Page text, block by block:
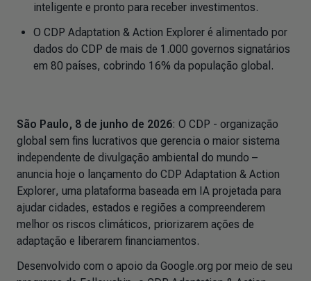
inteligente e pronto para receber investimentos.
O CDP Adaptation & Action Explorer é alimentado por
dados do CDP de mais de 1.000 governos signatários
em 80 países, cobrindo 16% da população global.
São Paulo, 8 de junho de 2026: O CDP - organização
global sem fins lucrativos que gerencia o maior sistema
independente de divulgação ambiental do mundo –
anuncia hoje o lançamento do CDP Adaptation & Action
Explorer, uma plataforma baseada em IA projetada para
ajudar cidades, estados e regiões a compreenderem
melhor os riscos climáticos, priorizarem ações de
adaptação e liberarem financiamentos.
Desenvolvido com o apoio da Google.org por meio de seu